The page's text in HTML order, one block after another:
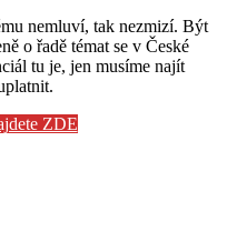
nemluví, tak nezmizí. Být
o řadě témat se v České
tu je, jen musíme najít
ZDE